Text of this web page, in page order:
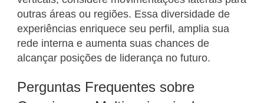
outras áreas ou regiões. Essa diversidade de
experiências enriquece seu perfil, amplia sua
rede interna e aumenta suas chances de
alcançar posições de liderança no futuro.
Perguntas Frequentes sobre